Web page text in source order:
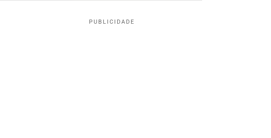
PUBLICIDADE